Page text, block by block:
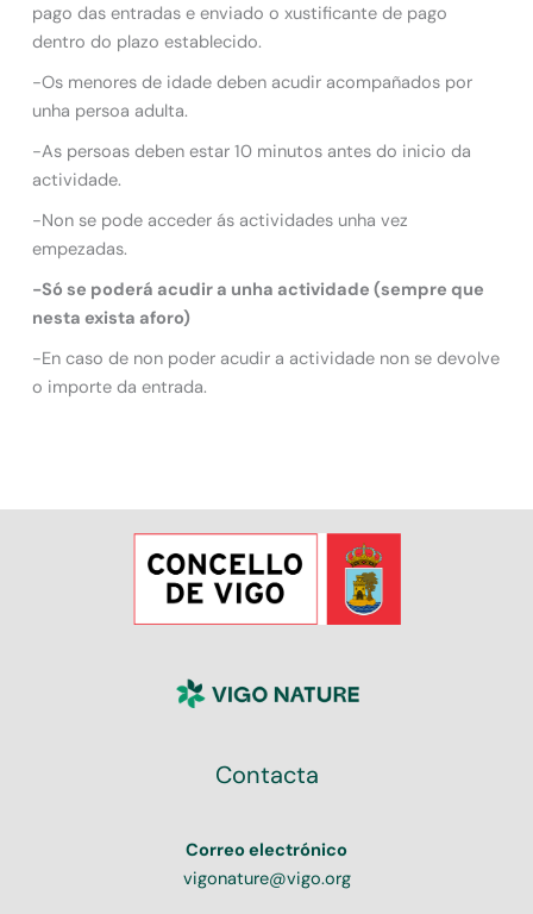
pago das entradas e enviado o xustificante de pago
dentro do plazo establecido.
-Os menores de idade deben acudir acompañados por
unha persoa adulta.
-As persoas deben estar 10 minutos antes do inicio da
actividade.
-Non se pode acceder ás actividades unha vez
empezadas.
-Só se poderá acudir a unha actividade (sempre que
nesta exista aforo)
-En caso de non poder acudir a actividade non se devolve
o importe da entrada.
Contacta
Correo electrónico
vigonature@vigo.org